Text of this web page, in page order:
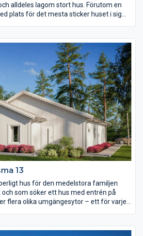
alldeles lagom stort hus. Förutom en
plats för det mesta sticker huset i sig
en separat barnavdelning och alla
räckhåll.
13
hus för den medelstora familjen
som söker ett hus med entrén på
flera olika umgängesytor – ett för varje
både allrum och wc.